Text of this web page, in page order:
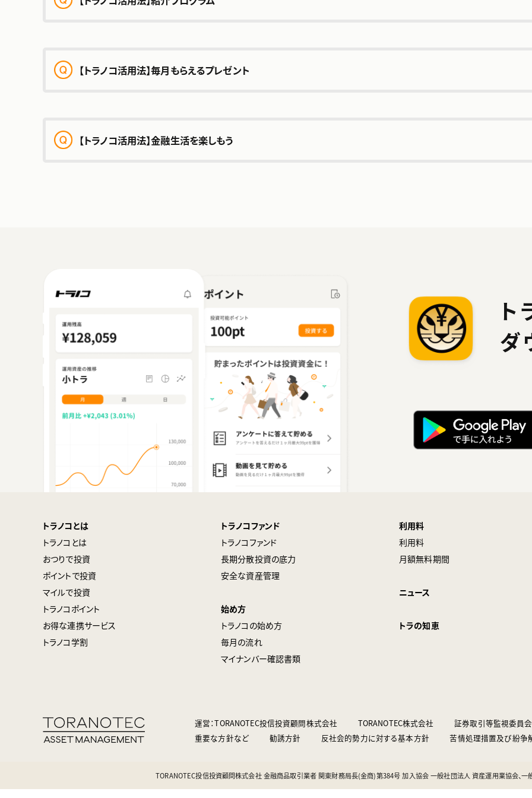
■獲得したトラノコポイントを投資しよう
■獲得したトラノコポイントを投資しよう
1日1万歩で3円分！毎日もらえる
TORANOTEC投信投資顧問株式
紹介プログラムの仕組み
紹介プログラムのご利用ケース
紹介方法
【トラノコ活用法】毎月もらえるプレゼント
【トラノコ活用法】金融生活を楽しもう
ト
ダ
トラノコとは
トラノコとは
おつりで投資
ポイントで投資
マイルで投資
トラノコポイント
お得な連携サービス
トラノコ学割
トラノコファンド
トラノコファンド
長期分散投資の底力
安全な資産管理
始め方
トラノコの始め方
毎月の流れ
マイナンバー確認書類
利用料
利用料
月額無料期間
ニュース
トラの知恵
運営：TORANOTEC投信投資顧問株式会社 TORANOTEC株式会社
証券取引等監視委員
重要な方針など
勧誘方針 反社会的勢力に対する基本方針 苦情処理措置及び紛争
TORANOTEC投信投資顧問株式会社 金融商品取引業者 関東財務局長(金商)第384号 加入協会 一般社団法人 資産運用業協会、